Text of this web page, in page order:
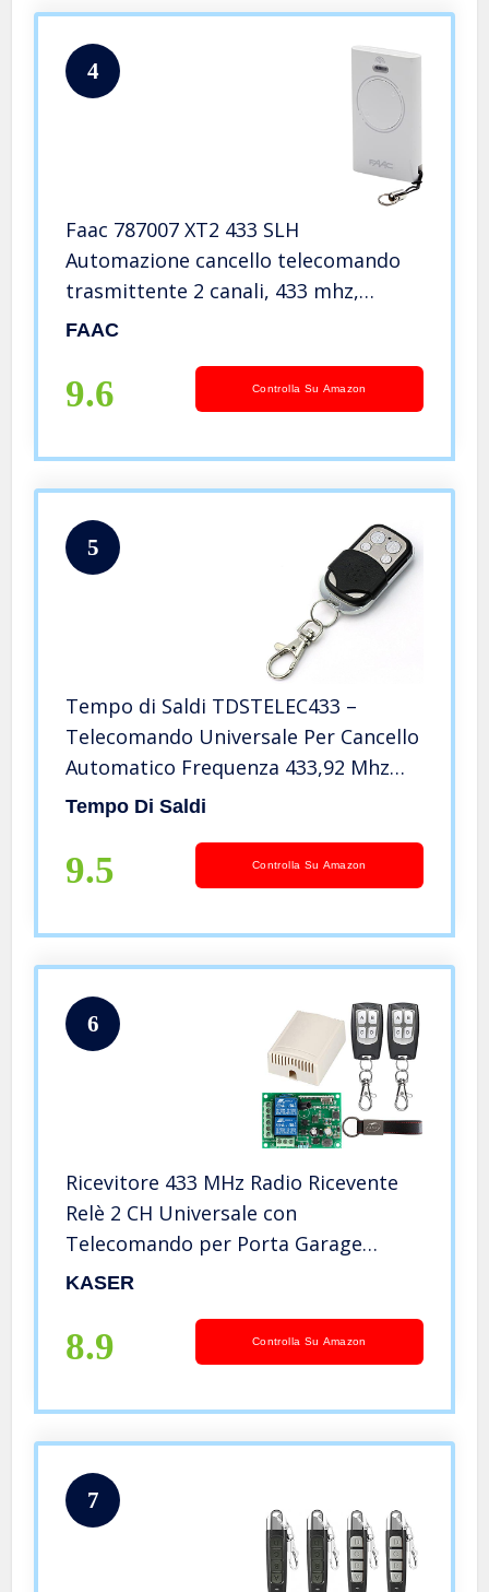
4
Faac 787007 XT2 433 SLH
Automazione cancello telecomando
trasmittente 2 canali, 433 mhz,
Bianco
FAAC
9.6 Controlla Su Amazon
5
Tempo di Saldi TDSTELEC433 –
Telecomando Universale Per Cancello
Automatico Frequenza 433,92 Mhz
Codice Fisso
Tempo Di Saldi
9.5 Controlla Su Amazon
6
Ricevitore 433 MHz Radio Ricevente
Relè 2 CH Universale con
Telecomando per Porta Garage
Cancello Automatico Luce Tapparella
Relay AC 220V (2 Trasmettitore)
KASER
8.9 Controlla Su Amazon
7